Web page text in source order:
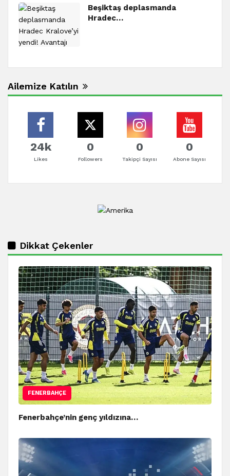
Beşiktaş deplasmanda
Hradec…
Ailemize Katılın
24k
Likes
0
Followers
0
Takipçi Sayısı
0
Abone Sayısı
Dikkat Çekenler
FENERBAHÇE
Fenerbahçe’nin genç yıldızına…